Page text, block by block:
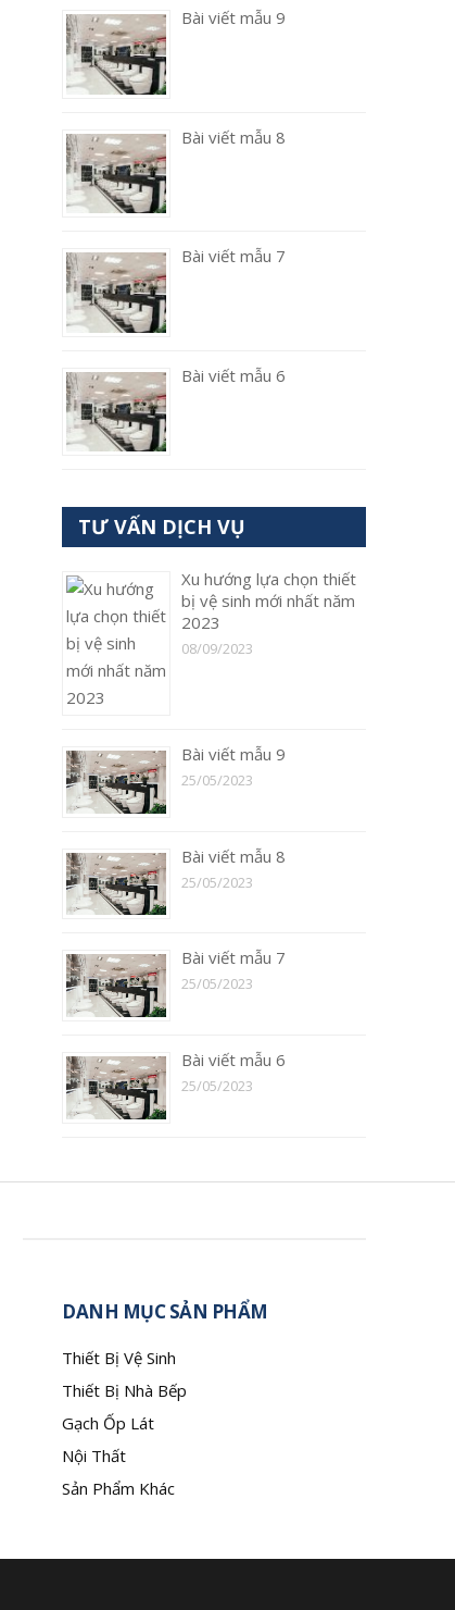
Bài viết mẫu 9
Bài viết mẫu 8
Bài viết mẫu 7
Bài viết mẫu 6
TƯ VẤN DỊCH VỤ
Xu hướng lựa chọn thiết
bị vệ sinh mới nhất năm
2023
08/09/2023
Bài viết mẫu 9
25/05/2023
Bài viết mẫu 8
25/05/2023
Bài viết mẫu 7
25/05/2023
Bài viết mẫu 6
25/05/2023
DANH MỤC SẢN PHẨM
Thiết Bị Vệ Sinh
Thiết Bị Nhà Bếp
Gạch Ốp Lát
Nội Thất
Sản Phẩm Khác